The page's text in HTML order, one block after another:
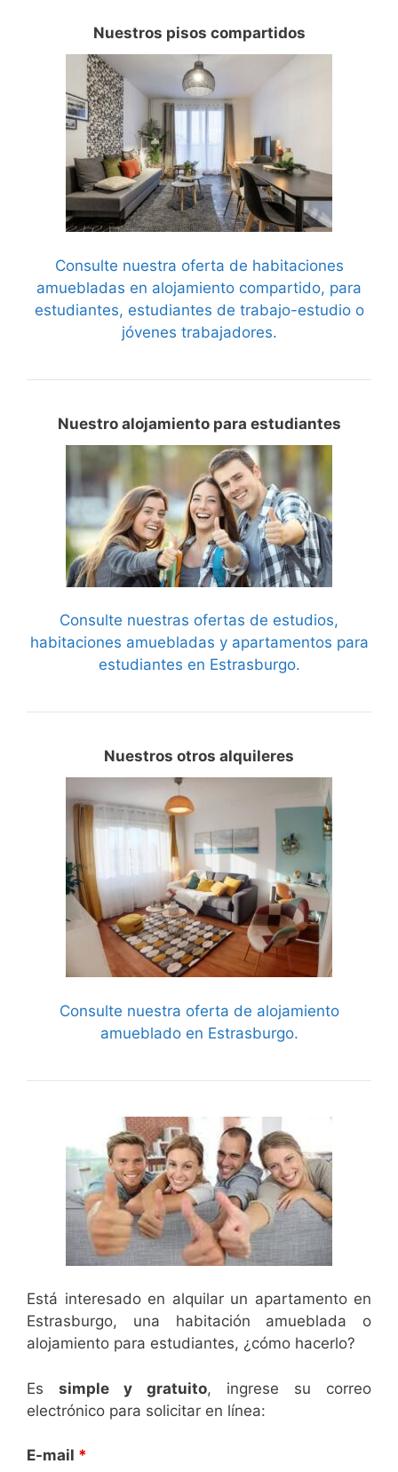
Nuestros pisos compartidos
Consulte nuestra oferta de habitaciones
amuebladas en alojamiento compartido, para
estudiantes, estudiantes de trabajo-estudio o
jóvenes trabajadores.
Nuestro alojamiento para estudiantes
Consulte nuestras ofertas de estudios,
habitaciones amuebladas y apartamentos para
estudiantes en Estrasburgo.
Nuestros otros alquileres
Consulte nuestra oferta de alojamiento
amueblado en Estrasburgo.
Está interesado en alquilar un apartamento en
Estrasburgo, una habitación amueblada o
alojamiento para estudiantes, ¿cómo hacerlo?
Es simple y gratuito, ingrese su correo
electrónico para solicitar en línea:
E-mail *